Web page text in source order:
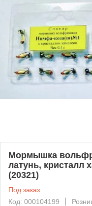
Мормышка
латунь, кристалл
(20321)
Под заказ
Код: 000104199